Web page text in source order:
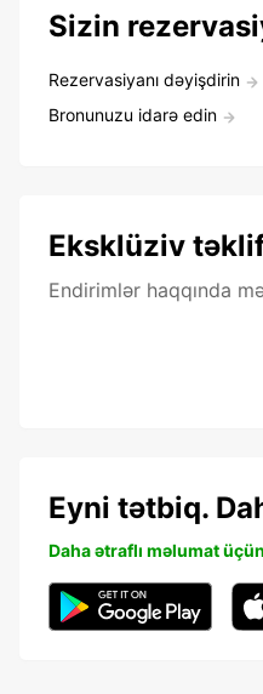
Sizin
Rezervasiyanı dəyişdirin
Bronunuzu idarə edin
Eksklüziv
Endirimlər haqqında
Eyni tətbiq.
Daha ətraflı məlumat üçün